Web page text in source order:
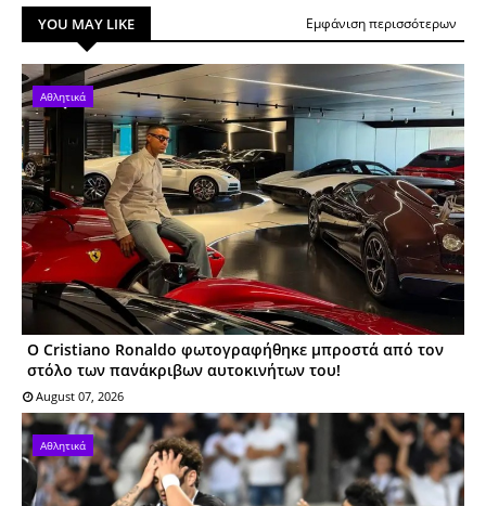
YOU MAY LIKE Εμφάνιση περισσότερων
Αθλητικά
Ο Cristiano Ronaldo φωτογραφήθηκε μπροστά από τον
στόλο των πανάκριβων αυτοκινήτων του!
August 07, 2026
Αθλητικά